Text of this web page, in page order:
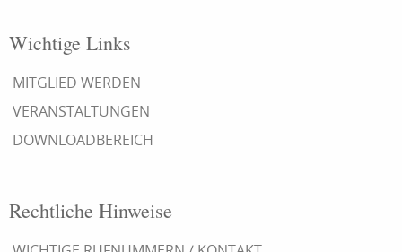
Wichtige Links
MITGLIED WERDEN
VERANSTALTUNGEN
DOWNLOADBEREICH
Rechtliche Hinweise